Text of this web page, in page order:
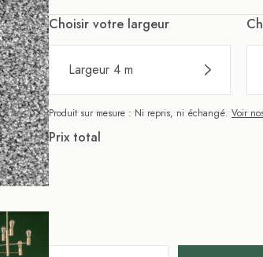
Choisir votre largeur
Largeur 4 m
Produit sur mesure : Ni repris, ni échangé.Voir
Prix total